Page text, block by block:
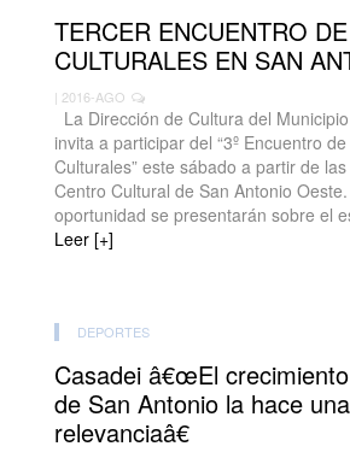
TERCER ENCUENTRO
CULTURALES EN SAN
| 2016-AGO
La Dirección de Cultura del
invita a participar del “3º Encuentro
Culturales” este sábado a partir de
Centro Cultural de San Antonio
oportunidad se presentarán sobre el
Leer [+]
DEPORTES
Casadei â€œEl
de San Antonio la hace
relevanciaâ€